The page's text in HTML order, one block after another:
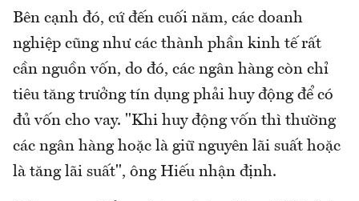
Bên cạnh đó, cứ đến cuối năm, các doanh
nghiệp cũng như các thành phần kinh tế rất
cần nguồn vốn, do đó, các ngân hàng còn chỉ
tiêu tăng trưởng tín dụng phải huy động để có
đủ vốn cho vay. "Khi huy động vốn thì thường
các ngân hàng hoặc là giữ nguyên lãi suất hoặc
là tăng lãi suất", ông Hiếu nhận định.